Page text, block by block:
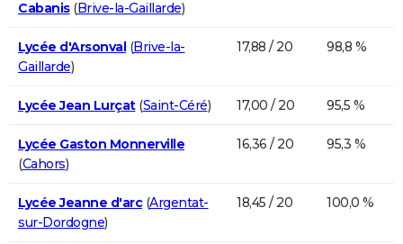
Cabanis(Brive-la-Gaillarde)
Lycée d'Arsonval(Brive-la-
Gaillarde)
17,88 / 20 98,8 %
Lycée Jean Lurçat(Saint-Céré) 17,00 / 20 95,5 %
Lycée Gaston Monnerville
(Cahors)
16,36 / 20 95,3 %
Lycée Jeanne d'arc(Argentat-
sur-Dordogne)
18,45 / 20 100,0 %